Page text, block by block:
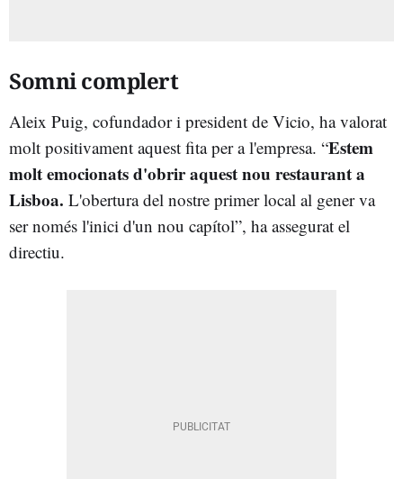
Somni complert
Aleix Puig, cofundador i president de Vicio, ha valorat
molt positivament aquest fita per a l'empresa. “Estem
molt emocionats d'obrir aquest nou restaurant a
Lisboa. L'obertura del nostre primer local al gener va
ser només l'inici d'un nou capítol”, ha assegurat el
directiu.